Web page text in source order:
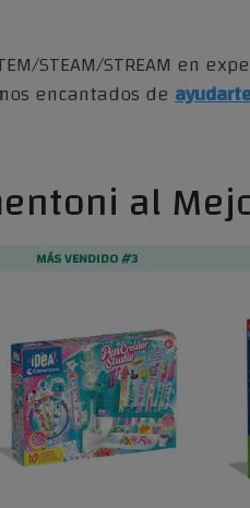
STEAM/STREAM en
encantados de
al
MÁS VENDIDO #3